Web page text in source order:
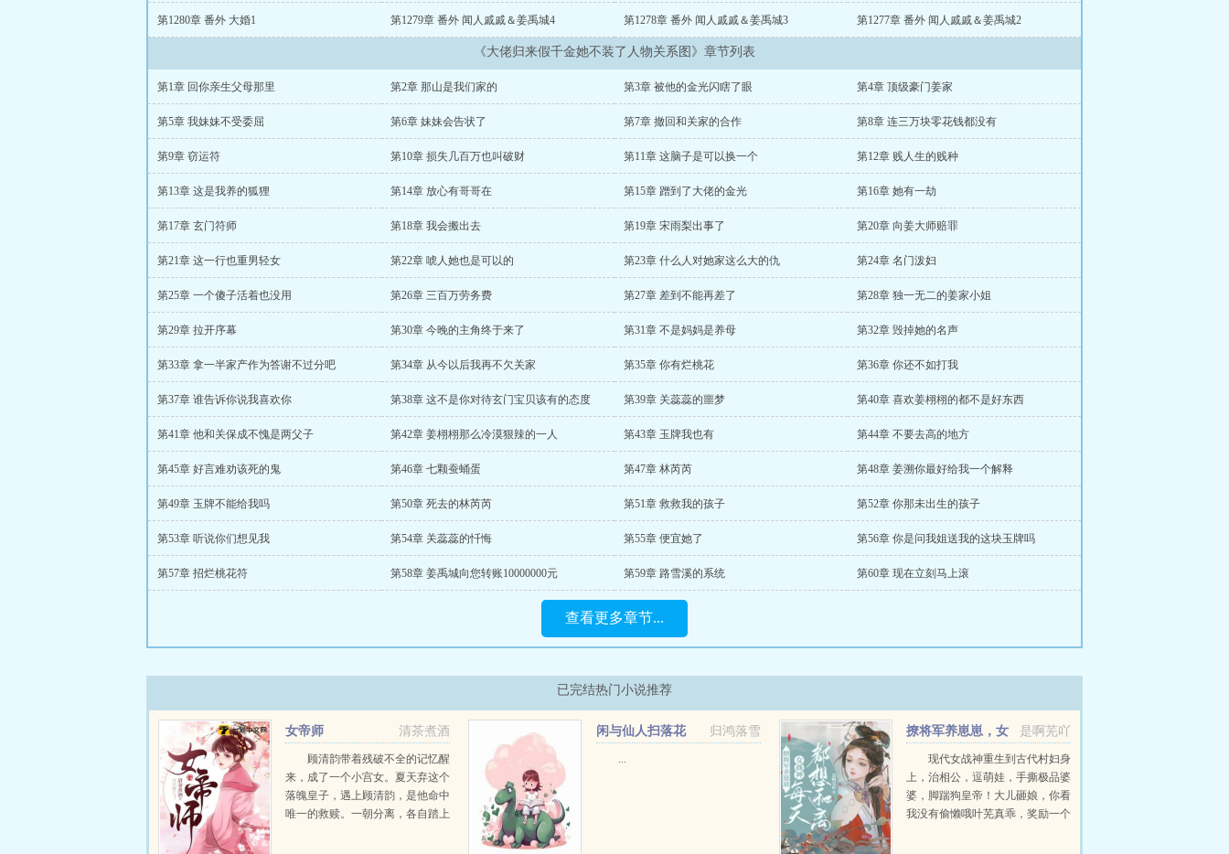
第1280章 番外 大婚1 第1279章 番外 闻人戚戚＆姜禹城4 第1278章 番外 闻人戚戚＆姜禹城3 第1277章 番外 闻人戚戚＆姜禹城2
《大佬归来假千金她不装了人物关系图》章节列表
第1章 回你亲生父母那里 第2章 那山是我们家的 第3章 被他的金光闪瞎了眼 第4章 顶级豪门姜家
第5章 我妹妹不受委屈 第6章 妹妹会告状了 第7章 撤回和关家的合作 第8章 连三万块零花钱都没有
第9章 窃运符 第10章 损失几百万也叫破财 第11章 这脑子是可以换一个 第12章 贱人生的贱种
第13章 这是我养的狐狸 第14章 放心有哥哥在 第15章 蹭到了大佬的金光 第16章 她有一劫
第17章 玄门符师 第18章 我会搬出去 第19章 宋雨梨出事了 第20章 向姜大师赔罪
第21章 这一行也重男轻女 第22章 唬人她也是可以的 第23章 什么人对她家这么大的仇 第24章 名门泼妇
第25章 一个傻子活着也没用 第26章 三百万劳务费 第27章 差到不能再差了 第28章 独一无二的姜家小姐
第29章 拉开序幕 第30章 今晚的主角终于来了 第31章 不是妈妈是养母 第32章 毁掉她的名声
第33章 拿一半家产作为答谢不过分吧 第34章 从今以后我再不欠关家 第35章 你有烂桃花 第36章 你还不如打我
第37章 谁告诉你说我喜欢你 第38章 这不是你对待玄门宝贝该有的态度 第39章 关蕊蕊的噩梦 第40章 喜欢姜栩栩的都不是好东西
第41章 他和关保成不愧是两父子 第42章 姜栩栩那么冷漠狠辣的一人 第43章 玉牌我也有 第44章 不要去高的地方
第45章 好言难劝该死的鬼 第46章 七颗蚕蛹蛋 第47章 林芮芮 第48章 姜溯你最好给我一个解释
第49章 玉牌不能给我吗 第50章 死去的林芮芮 第51章 救救我的孩子 第52章 你那未出生的孩子
第53章 听说你们想见我 第54章 关蕊蕊的忏悔 第55章 便宜她了 第56章 你是问我姐送我的这块玉牌吗
第57章 招烂桃花符 第58章 姜禹城向您转账10000000元 第59章 路雪溪的系统 第60章 现在立刻马上滚
查看更多章节...
已完结热门小说推荐
清茶煮酒
女帝师
顾清韵带着残破不全的记忆醒
来，成了一个小宫女。夏天弃这个
落魄皇子，遇上顾清韵，是他命中
唯一的救赎。一朝分离，各自踏上
归鸿落雪
闲与仙人扫落花
...
是啊芜吖
撩将军养崽崽，女
战神每天都想和离
现代女战神重生到古代村妇身
上，治相公，逗萌娃，手撕极品婆
婆，脚踹狗皇帝！大儿砸娘，你看
我没有偷懒哦叶芜真乖，奖励一个